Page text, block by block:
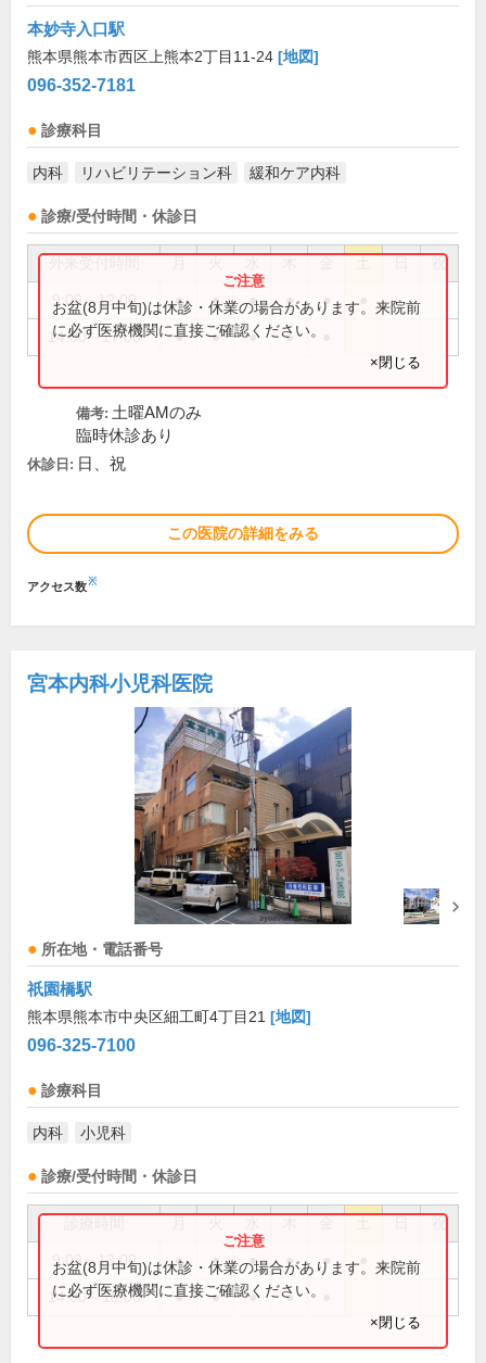
本妙寺入口駅
熊本県熊本市西区上熊本2丁目11-24 [地図]
096-352-7181
診療科目
内科 リハビリテーション科 緩和ケア内科
診療/受付時間・休診日
祝
9:00～12:00 ● ● ● ● ●
14:00～17:00 ● ● ● ●
お盆(8月中旬)は休診・休業の場合があります。来院前
に必ず医療機関に直接ご確認ください。
×閉じる
備考: 土曜AMのみ
臨時休診あり
休診日: 日、祝
この医院の詳細をみる
アクセス数※
宮本内科小児科医院
所在地・電話番号
祇園橋駅
熊本県熊本市中央区細工町4丁目21 [地図]
096-325-7100
診療科目
内科 小児科
診療/受付時間・休診日
祝
9:00～13:00 ● ● ● ● ●
14:00～18:00 ● ● ● ●
お盆(8月中旬)は休診・休業の場合があります。来院前
に必ず医療機関に直接ご確認ください。
×閉じる